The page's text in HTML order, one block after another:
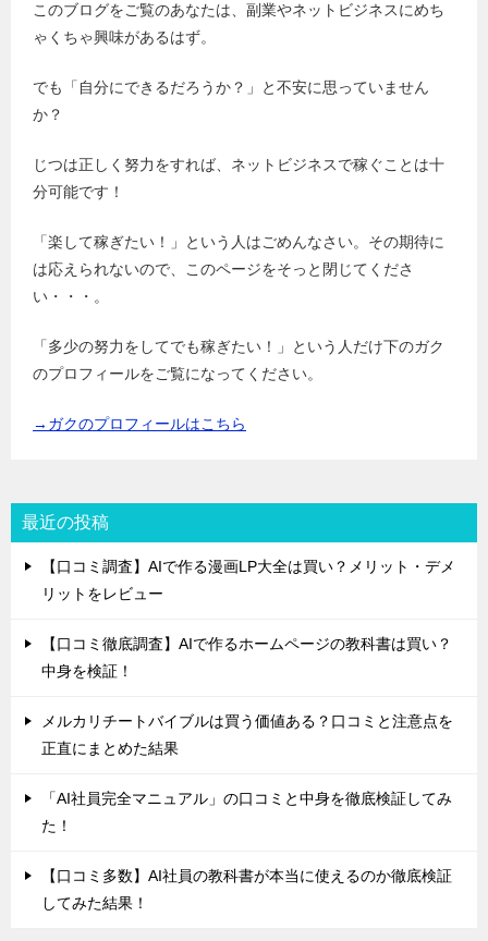
このブログをご覧のあなたは、副業やネットビジネスにめち
ゃくちゃ興味があるはず。
でも「自分にできるだろうか？」と不安に思っていません
か？
じつは正しく努力をすれば、ネットビジネスで稼ぐことは十
分可能です！
「楽して稼ぎたい！」という人はごめんなさい。その期待に
は応えられないので、このページをそっと閉じてくださ
い・・・。
「多少の努力をしてでも稼ぎたい！」という人だけ下のガク
のプロフィールをご覧になってください。
→ガクのプロフィールはこちら
最近の投稿
【口コミ調査】AIで作る漫画LP大全は買い？メリット・デメ
リットをレビュー
【口コミ徹底調査】AIで作るホームページの教科書は買い？
中身を検証！
メルカリチートバイブルは買う価値ある？口コミと注意点を
正直にまとめた結果
「AI社員完全マニュアル」の口コミと中身を徹底検証してみ
た！
【口コミ多数】AI社員の教科書が本当に使えるのか徹底検証
してみた結果！